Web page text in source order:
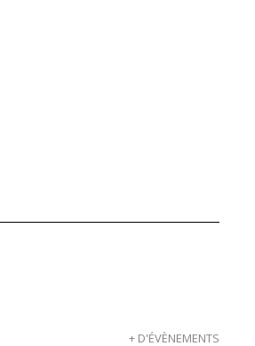
+ D'ÉVÈNEMENTS